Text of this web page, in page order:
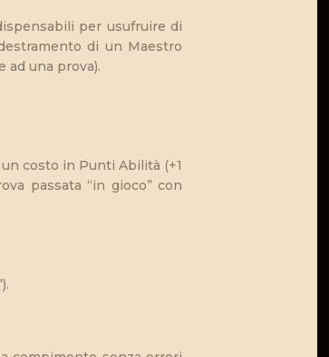
per usufruire di
di un Maestro
una prova).
costo in Punti Abilità (+1
passata “in gioco” con